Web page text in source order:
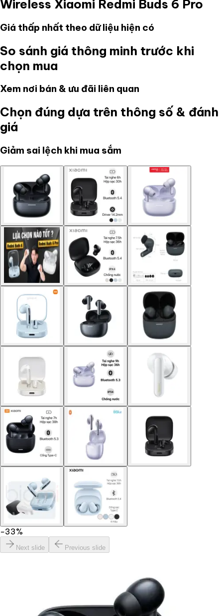
Wireless Xiaomi Redmi Buds 6 Pro
Giá thấp nhất theo dữ liệu hiện có
So sánh giá thông minh trước khi
chọn mua
Xem nơi bán & ưu đãi liên quan
Chọn đúng dựa trên thông số & đánh
giá
Giảm sai lệch khi mua sắm
−33%
Next slide Previous slide